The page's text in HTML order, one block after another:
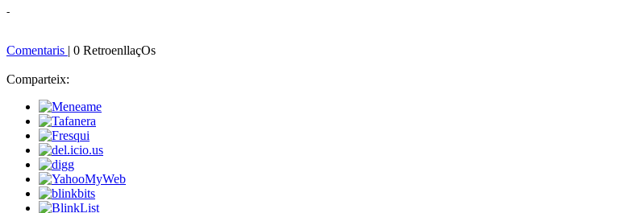
-
Comentaris | 0 RetroenllaçOs
Comparteix: